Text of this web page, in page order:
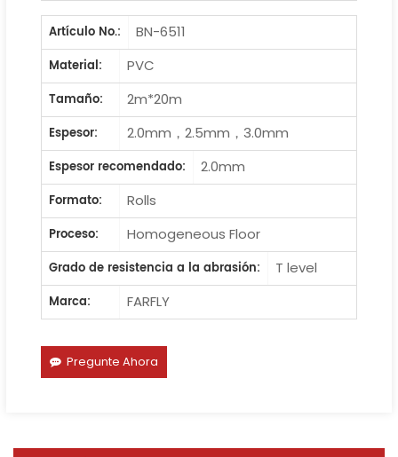
Artículo No.:
BN-6511
Material:
PVC
Tamaño:
2m*20m
Espesor:
2.0mm，2.5mm，3.0mm
Espesor recomendado:
2.0mm
Formato:
Rolls
Proceso:
Homogeneous Floor
Grado de resistencia a la abrasión:
T level
Marca:
FARFLY
Pregunte Ahora